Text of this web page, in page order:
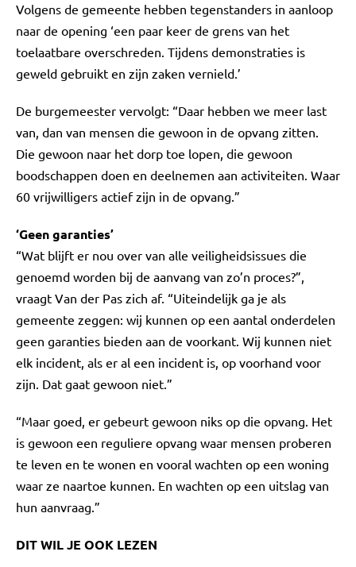
Volgens de gemeente hebben tegenstanders in aanloop
naar de opening ‘een paar keer de grens van het
toelaatbare overschreden. Tijdens demonstraties is
geweld gebruikt en zijn zaken vernield.’
De burgemeester vervolgt: “Daar hebben we meer last
van, dan van mensen die gewoon in de opvang zitten.
Die gewoon naar het dorp toe lopen, die gewoon
boodschappen doen en deelnemen aan activiteiten. Waar
60 vrijwilligers actief zijn in de opvang.”
‘Geen garanties’
“Wat blijft er nou over van alle veiligheidsissues die
genoemd worden bij de aanvang van zo’n proces?”,
vraagt Van der Pas zich af. “Uiteindelijk ga je als
gemeente zeggen: wij kunnen op een aantal onderdelen
geen garanties bieden aan de voorkant. Wij kunnen niet
elk incident, als er al een incident is, op voorhand voor
zijn. Dat gaat gewoon niet.”
“Maar goed, er gebeurt gewoon niks op die opvang. Het
is gewoon een reguliere opvang waar mensen proberen
te leven en te wonen en vooral wachten op een woning
waar ze naartoe kunnen. En wachten op een uitslag van
hun aanvraag.”
DIT WIL JE OOK LEZEN